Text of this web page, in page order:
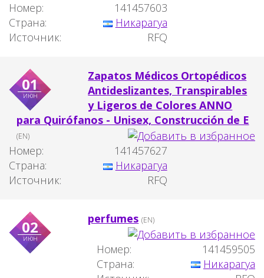
Номер:
141457603
Страна:
Никарагуа
Источник:
RFQ
01
июн
Zapatos Médicos Ortopédicos
Antideslizantes, Transpirables
y Ligeros de Colores ANNO
para Quirófanos - Unisex, Construcción de E
(EN)
Номер:
141457627
Страна:
Никарагуа
Источник:
RFQ
02
июн
perfumes (EN)
Номер:
141459505
Страна:
Никарагуа